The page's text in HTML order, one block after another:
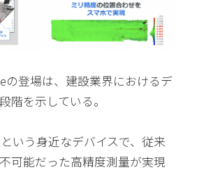
の登場は、建設業界におけるデ
階を示している。
いう身近なデバイスで、従来
可能だった高精度測量が実現